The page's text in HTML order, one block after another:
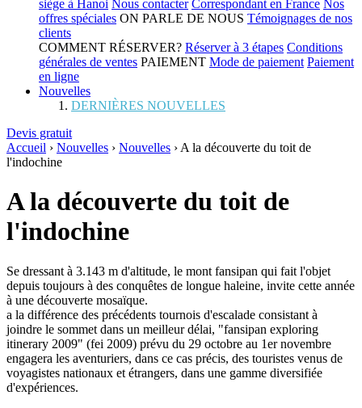
siège à Hanoi Nous contacter Correspondant en France Nos
offres spéciales ON PARLE DE NOUS Témoignages de nos
clients
COMMENT RÉSERVER? Réserver à 3 étapes Conditions
générales de ventes PAIEMENT Mode de paiement Paiement
en ligne
Nouvelles
DERNIÈRES NOUVELLES
Devis gratuit
Accueil › Nouvelles › Nouvelles › A la découverte du toit de
l'indochine
A la découverte du toit de
l'indochine
Se dressant à 3.143 m d'altitude, le mont fansipan qui fait l'objet
depuis toujours à des conquêtes de longue haleine, invite cette année
à une découverte mosaïque.
a la différence des précédents tournois d'escalade consistant à
joindre le sommet dans un meilleur délai, "fansipan exploring
itinerary 2009" (fei 2009) prévu du 29 octobre au 1er novembre
engagera les aventuriers, dans ce cas précis, des touristes venus de
voyagistes nationaux et étrangers, dans une gamme diversifiée
d'expériences.